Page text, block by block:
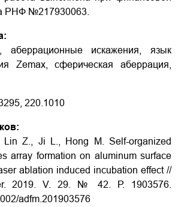
РНФ №21­79­30063.
аберрационные искажения, язык
Zemax, сферическая аберрация,
220.1010
Z., Ji L., Hong M. Self-organized
array formation on aluminum surface
ablation induced incubation effect //
2019. V. 29. № 42. Р. 1903576.
adfm.201903576